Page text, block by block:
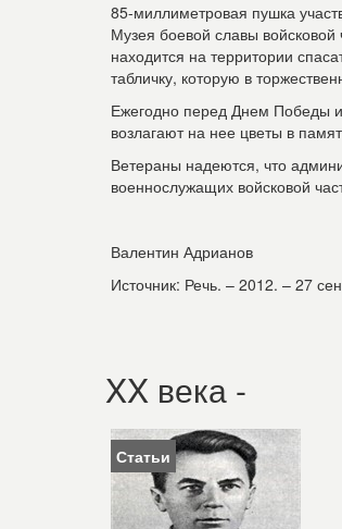
85-миллиметровая пушка
Музея боевой славы
находится на территории
табличку, которую в
Ежегодно перед Днем Победы
возлагают на нее цветы в
Ветераны надеются, что
военнослужащих войсковой
Валентин Адрианов
Источник: Речь. – 2012. – 27
XX века -
Статьи